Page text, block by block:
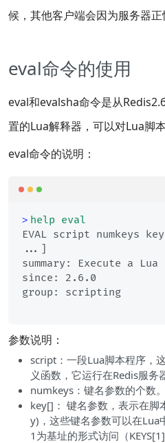
候，其他客户端会因为服务器正
eval命令的使用
eval和evalsha命令是从
置的Lua解释器，可以对Lua脚本
eval命令的说明：
> help eval
EVAL script numkeys
...]
summary: Execute a
since: 2.6.0
参数说明：
script：一段Lua脚本程序，
义函数，它运行在Redis服务
numkeys：键名参数的个数。
key[]： 键名参数，表示在脚
y)，这些键名参数可以在Lua
1为基址的形式访问（